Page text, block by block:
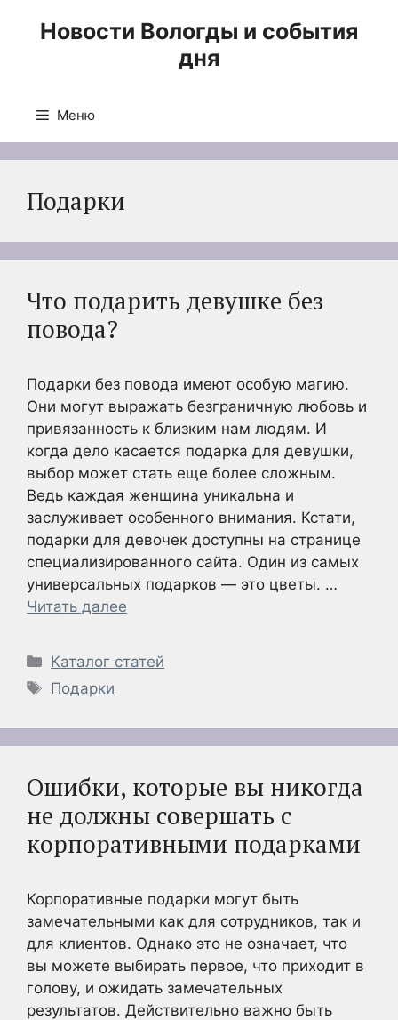
Новости Вологды и события
дня
Меню
Подарки
Что подарить девушке без
повода?
Подарки без повода имеют особую магию.
Они могут выражать безграничную любовь и
привязанность к близким нам людям. И
когда дело касается подарка для девушки,
выбор может стать еще более сложным.
Ведь каждая женщина уникальна и
заслуживает особенного внимания. Кстати,
подарки для девочек доступны на странице
специализированного сайта. Один из самых
универсальных подарков — это цветы. …
Читать далее
Рубрики
Каталог статей
Метки
Подарки
Ошибки, которые вы никогда
не должны совершать с
корпоративными подарками
Корпоративные подарки могут быть
замечательными как для сотрудников, так и
для клиентов. Однако это не означает, что
вы можете выбирать первое, что приходит в
голову, и ожидать замечательных
результатов. Действительно важно быть